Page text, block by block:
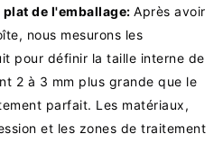
de l'emballage: Après avoir
nous mesurons les
pour définir la taille interne de
2 à 3 mm plus grande que le
parfait. Les matériaux,
et les zones de traitement